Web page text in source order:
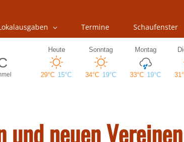
Termine Schaufenster
neuen Vereinen